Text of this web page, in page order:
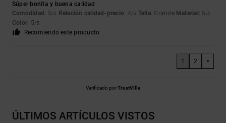
Súper bonita y buena calidad
Comodidad : 5/5 Relación calidad-precio: 4/5 Talla: Grande Material : 5 /5
Color: 5/5
Recomiendo este producto
1 2 >
Verificado porTrustVille
ÚLTIMOS ARTÍCULOS VISTOS